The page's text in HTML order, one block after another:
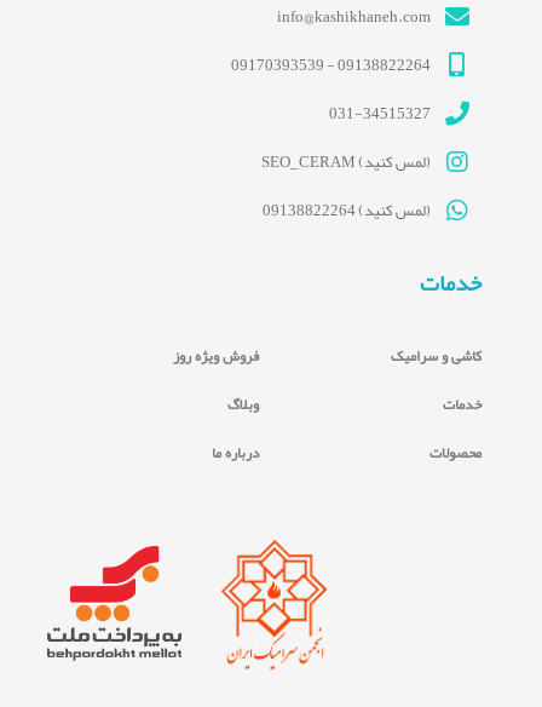
info@kashikhaneh.com
09138822264 - 09170393539
031-34515327
(لمس کنید) SEO_CERAM
(لمس کنید) 09138822264
خدمات
کاشی و سرامیک
خدمات
محصولات
فروش ویژه روز
وبلاگ
درباره ما